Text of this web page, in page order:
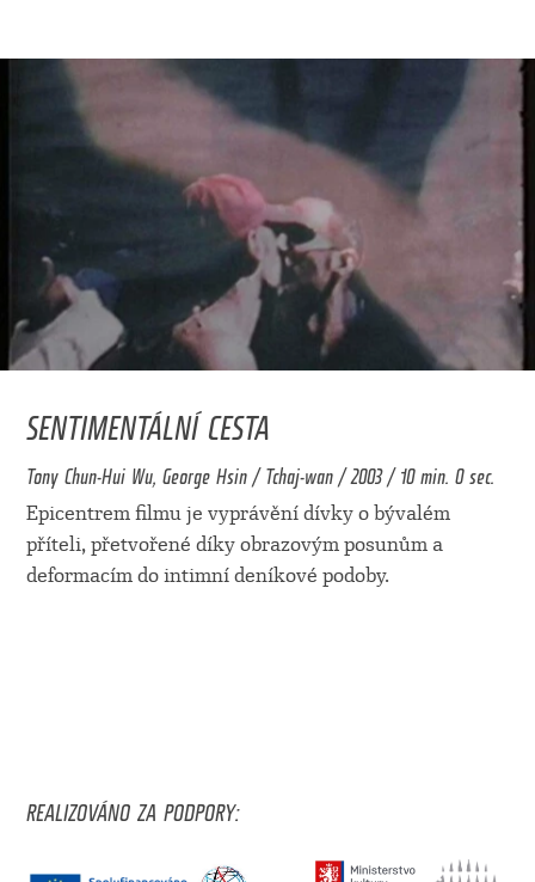
SENTIMENTÁLNÍ CESTA
Tony Chun-Hui Wu, George Hsin / Tchaj-wan / 2003 / 10 min. 0 sec.
Epicentrem filmu je vyprávění dívky o bývalém
příteli, přetvořené díky obrazovým posunům a
deformacím do intimní deníkové podoby.
REALIZOVÁNO ZA PODPORY: